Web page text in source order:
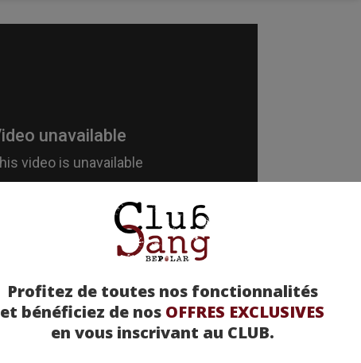
Profitez de toutes nos fonctionnalités
et bénéficiez de nos OFFRES EXCLUSIVES
en vous inscrivant au CLUB.
Jérôme Vincent